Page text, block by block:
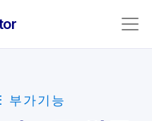
부가기능